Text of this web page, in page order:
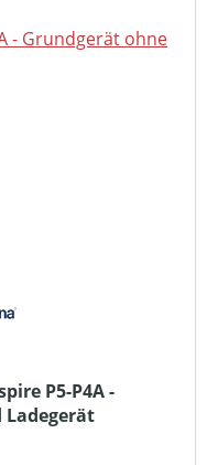
P5-P4A -